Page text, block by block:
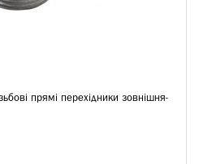
прямі перехідники зовнішня-